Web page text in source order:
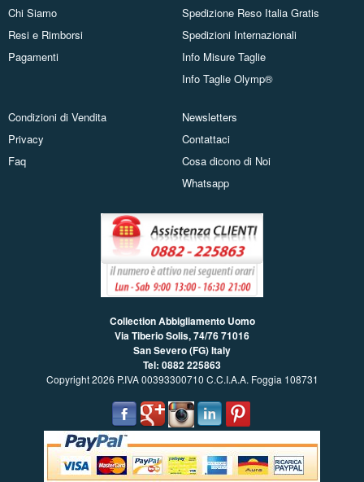
Chi Siamo
Resi e Rimborsi
Pagamenti
Spedizione Reso Italia Gratis
Spedizioni Internazionali
Info Misure Taglie
Info Taglie Olymp®
Condizioni di Vendita
Privacy
Faq
Newsletters
Contattaci
Cosa dicono di Noi
Whatsapp
Collection Abbigliamento Uomo
Via Tiberio Solis, 74/7671016
San Severo (FG) Italy
Tel: 0882 225863
Copyright 2026 P.IVA 00393300710 C.C.I.A.A. Foggia 108731